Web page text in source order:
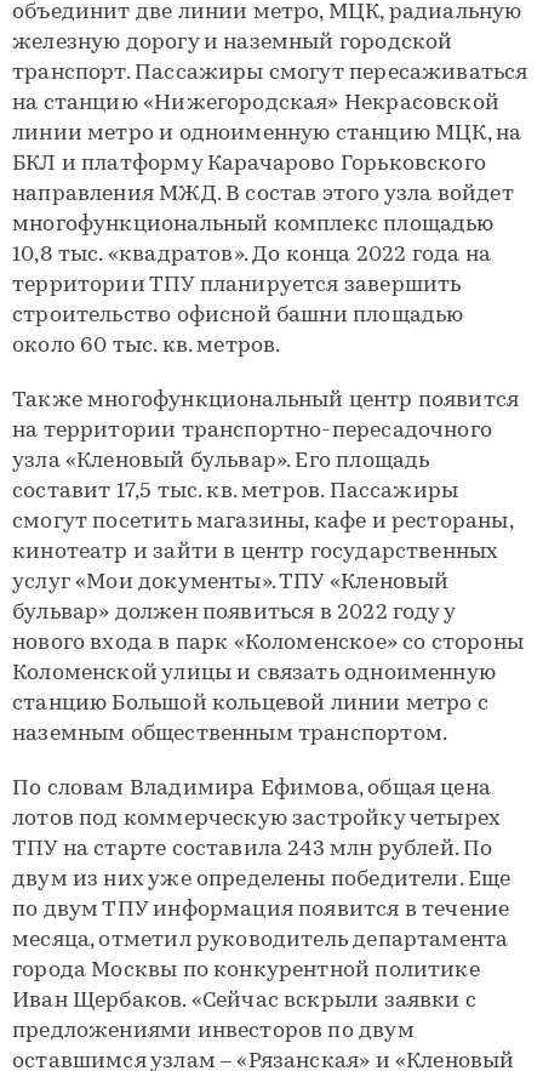
объединит две линии метро, МЦК, радиальную
железную дорогу и наземный городской
транспорт. Пассажиры смогут пересаживаться
на станцию «Нижегородская» Некрасовской
линии метро и одноименную станцию МЦК, на
БКЛ и платформу Карачарово Горьковского
направления МЖД. В состав этого узла войдет
многофункциональный комплекс площадью
10,8 тыс. «квадратов». До конца 2022 года на
территории ТПУ планируется завершить
строительство офисной башни площадью
около 60 тыс. кв. метров.
Также многофункциональный центр появится
на территории транспортно-пересадочного
узла «Кленовый бульвар». Его площадь
составит 17,5 тыс. кв. метров. Пассажиры
смогут посетить магазины, кафе и рестораны,
кинотеатр и зайти в центр государственных
услуг «Мои документы». ТПУ «Кленовый
бульвар» должен появиться в 2022 году у
нового входа в парк «Коломенское» со стороны
Коломенской улицы и связать одноименную
станцию Большой кольцевой линии метро с
наземным общественным транспортом.
По словам Владимира Ефимова, общая цена
лотов под коммерческую застройку четырех
ТПУ на старте составила 243 млн рублей. По
двум из них уже определены победители. Еще
по двум ТПУ информация появится в течение
месяца, отметил руководитель департамента
города Москвы по конкурентной политике
Иван Щербаков. «Сейчас вскрыли заявки с
предложениями инвесторов по двум
оставшимся узлам – «Рязанская» и «Кленовый